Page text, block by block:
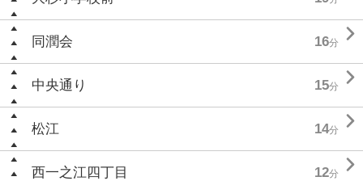
同潤会 16分 
中央通り 15分 
松江 14分 
西一之江四丁目 12分 